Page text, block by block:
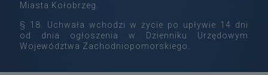
Miasta Kołobrzeg.
§ 18. Uchwała wchodzi w życie po upływie 14 dni
od dnia ogłoszenia w Dzienniku Urzędowym
Województwa Zachodniopomorskiego.